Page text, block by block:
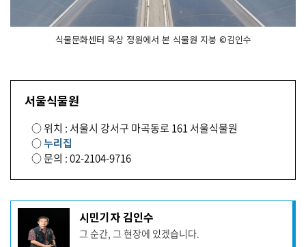
식물문화센터 옥상 정원에서 본 식물원 지붕 ©김인수
서울식물원
○ 위치 : 서울시 강서구 마곡동로 161 서울식물원
○누리집
○ 문의 : 02-2104-9716
기 시민기자 김인수
그 순간, 그 현장에 있겠습니다.